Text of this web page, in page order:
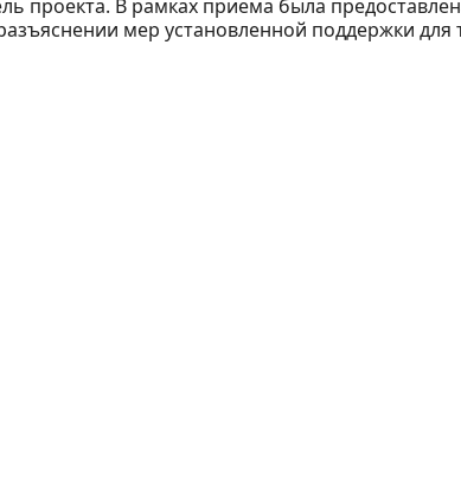
проекта. В рамках приема была
мер установленной поддержки для